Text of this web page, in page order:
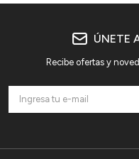
ÚNETE
Recibe ofertas y